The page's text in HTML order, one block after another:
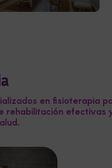
en fisioterapia
rehabilitación efectivas